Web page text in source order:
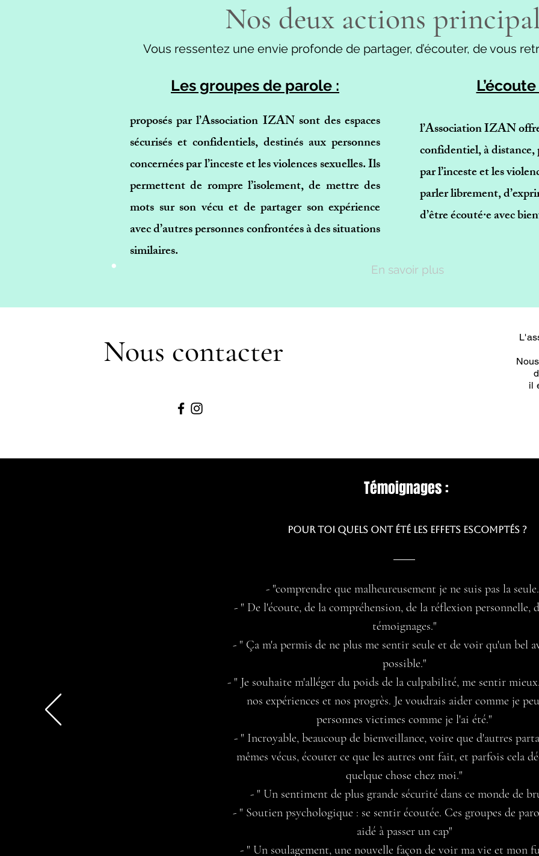
Nos deux actions
Vous ressentez une envie profonde de partager, d’écouter, de vous
.
Les groupes de parole :
proposés par l’Association IZAN sont des espaces
sécurisés et confidentiels, destinés aux personnes
concernées par l’inceste et les violences sexuelles. Ils
permettent de rompre l’isolement, de mettre des
mots sur son vécu et de partager son expérience
avec d’autres personnes confrontées à des situations
similaires.
l’Association IZAN
confidentiel, à distance,
par l’inceste et les
parler librement,
d’être écouté·e avec
En savoir plus
Nous contacter
il
Témoignages :
Pour toi quels ont été les effets escomptés ?
- "comprendre que malheureusement je ne suis pas la
- " De l'écoute, de la compréhension, de la réflexion personnelle,
témoignages."
- " Ça m'a permis de ne plus me sentir seule et de voir qu'un bel
possible."
- " Je souhaite m'alléger du poids de la culpabilité, me sentir
nos expériences et nos progrès. Je voudrais aider comme je
personnes victimes comme je l'ai été."
- " Incroyable, beaucoup de bienveillance, voire que d'autres
mêmes vécus, écouter ce que les autres ont fait, et parfois cela
quelque chose chez moi."
- " Un sentiment de plus grande sécurité dans ce monde de
- " Soutien psychologique : se sentir écoutée. Ces groupes de
aidé à passer un cap"
- " Un soulagement, une nouvelle façon de voir ma vie et mon